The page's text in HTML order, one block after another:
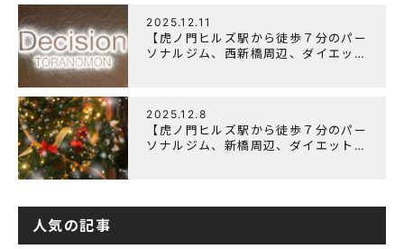
2025.12.11
【虎ノ門ヒルズ駅から徒歩７分のパー
ソナルジム、西新橋周辺、ダイエット
2025.12.8
【虎ノ門ヒルズ駅から徒歩７分のパー
ソナルジム、新橋周辺、ダイエットに
人気の記事